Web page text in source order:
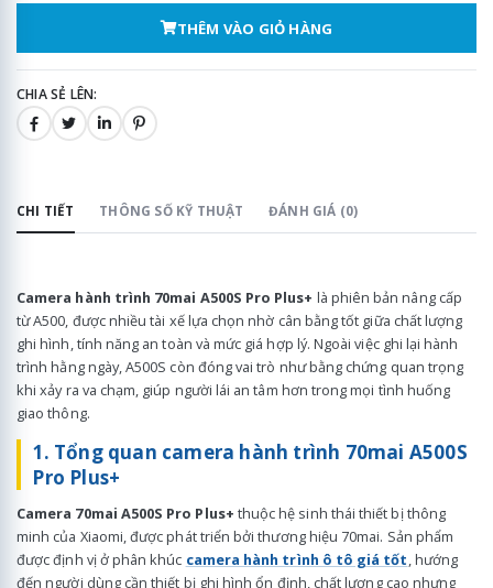
THÊM VÀO GIỎ HÀNG
CHIA SẺ LÊN:
CHI TIẾT THÔNG SỐ KỸ THUẬT ĐÁNH GIÁ (0)
Camera hành trình 70mai A500S Pro Plus+ là phiên bản nâng cấp
từ A500, được nhiều tài xế lựa chọn nhờ cân bằng tốt giữa chất lượng
ghi hình, tính năng an toàn và mức giá hợp lý. Ngoài việc ghi lại hành
trình hằng ngày, A500S còn đóng vai trò như bằng chứng quan trọng
khi xảy ra va chạm, giúp người lái an tâm hơn trong mọi tình huống
giao thông.
1. Tổng quan camera hành trình 70mai A500S
Pro Plus+
Camera 70mai A500S Pro Plus+ thuộc hệ sinh thái thiết bị thông
minh của Xiaomi, được phát triển bởi thương hiệu 70mai. Sản phẩm
được định vị ở phân khúc camera hành trình ô tô giá tốt, hướng
đến người dùng cần thiết bị ghi hình ổn định, chất lượng cao nhưng